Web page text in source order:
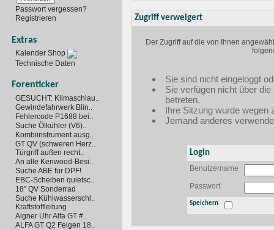
Passwort vergessen?
Registrieren
Extras
Kalender Shop
Technische Daten
Forenticker
GESUCHT: Klimaschlau..
Gewindefahrwerk Blin..
Fehlercode P1688 bei..
Suche Ölkühler (V6)..
Kombiinstrument ausg..
GT QV (schweren Herz..
Türgriff außen recht..
An alle Kenwood-Besi..
Suche ABE für DPF!
EBC-Scheiben quietsc..
18" QV Sonderrad
Suche Kühlwasserschl..
Kraftstoffleitung
Aigner Uhr Alfa GT #..
ALFA GT Q2 Felgen 18..
Zugriff verweigert
Der Zugriff auf die von Ihnen
Sie sind nicht eingeloggt
Sie verfügen nicht über
betreten.
Ihre Sitzung wurde wegen
Jemand anderes
Login
Benutzername
Passwort
Speichern